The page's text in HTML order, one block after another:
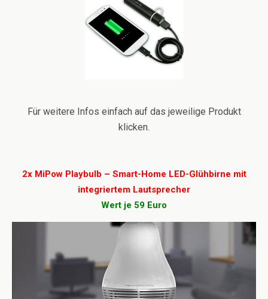
Für weitere Infos einfach auf das jeweilige Produkt
klicken.
2x MiPow Playbulb – Smart-Home LED-Glühbirne mit
integriertem Lautsprecher
Wert je 59 Euro